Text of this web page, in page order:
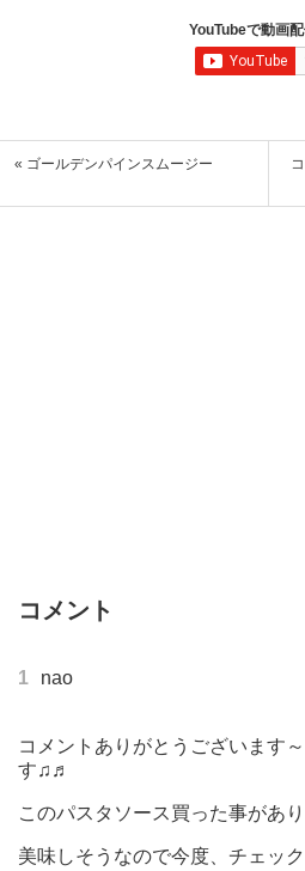
YouTubeで動画配
« ゴールデンパインスムージー
コメント
1 nao
コメントありがとうございます
す♫♬
このパスタソース買った事があ
美味しそうなので今度、チェッ